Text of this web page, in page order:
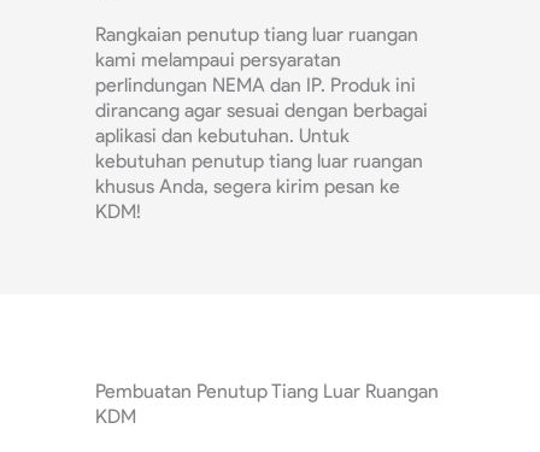
Rangkaian penutup tiang luar ruangan
kami melampaui persyaratan
perlindungan NEMA dan IP. Produk ini
dirancang agar sesuai dengan berbagai
aplikasi dan kebutuhan. Untuk
kebutuhan penutup tiang luar ruangan
khusus Anda, segera kirim pesan ke
KDM!
Pembuatan Penutup Tiang Luar Ruangan
KDM